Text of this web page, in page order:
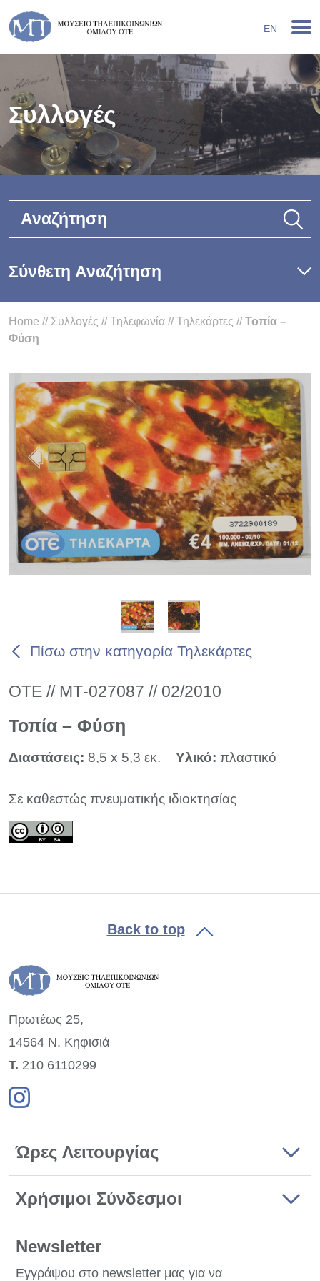
EN
Συλλογές
Αναζήτηση
Σύνθετη Αναζήτηση
Home // Συλλογές //Τηλεφωνία //Τηλεκάρτες //Τοπία –
Φύση
Πίσω στην κατηγορία Τηλεκάρτες
ΟΤΕ // ΜΤ-027087 // 02/2010
Τοπία – Φύση
Διαστάσεις: 8,5 x 5,3 εκ. Υλικό: πλαστικό
Σε καθεστώς πνευματικής ιδιοκτησίας
Back to top
Πρωτέως 25,
14564 Ν. Κηφισιά
Τ. 210 6110299
Ώρες Λειτουργίας
Χρήσιμοι Σύνδεσμοι
Newsletter
Εγγράψου στο newsletter μας για να